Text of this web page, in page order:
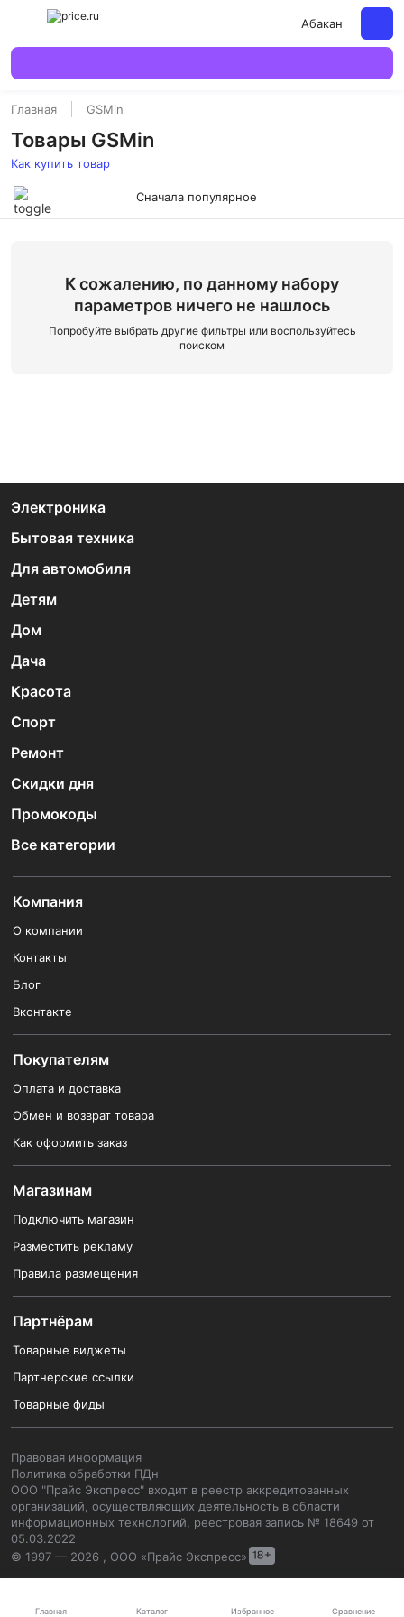
Главная Каталог Избранное Сравнение
Абакан
Главная GSMin
Товары GSMin
Как купить товар
Сначала популярное
К сожалению, по данному набору
параметров ничего не нашлось
Попробуйте выбрать другие фильтры или воспользуйтесь
поиском
Электроника
Бытовая техника
Для автомобиля
Детям
Дом
Дача
Красота
Спорт
Ремонт
Скидки дня
Промокоды
Все категории
Компания
О компании
Контакты
Блог
Вконтакте
Покупателям
Оплата и доставка
Обмен и возврат товара
Как оформить заказ
Магазинам
Подключить магазин
Разместить рекламу
Правила размещения
Партнёрам
Товарные виджеты
Партнерские ссылки
Товарные фиды
Правовая информация
Политика обработки ПДн
ООО "Прайс Экспресс" входит в реестр аккредитованных
организаций, осуществляющих деятельность в области
информационных технологий, реестровая запись № 18649 от
05.03.2022
© 1997 — 2026 , ООО «Прайс Экспресс»